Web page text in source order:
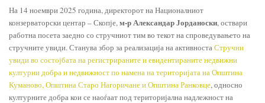
На 14 ноември 2025 година, директорот на Националниот
конзерваторски центар – Скопје,м-р Александар Јорданоски, оствари
работна посета заедно со стручниот тим во текот на спроведувањето на
стручните увиди. Станува збор за реализација на активностаСтручни
увиди во состојбата на регистрираните и евидентираните недвижни
културни добра и недвижност по намена на територијата на Општина
Куманово, Општина Старо Нагоричане и Општина Ранковце, односно
културните добра кои се наоѓаат под територијална надлежност на